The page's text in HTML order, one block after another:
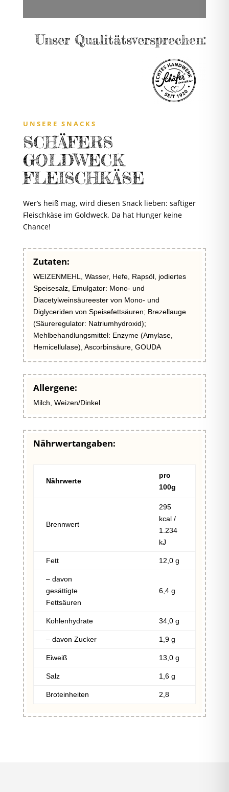
Unser Qualitätsversprechen:
UNSERE SNACKS
SCHÄFERS
GOLDWECK
FLEISCHKÄSE
Wer’s heiß mag, wird diesen Snack lieben: saftiger
Fleischkäse im Goldweck. Da hat Hunger keine
Chance!
Zutaten:
WEIZENMEHL, Wasser, Hefe, Rapsöl, jodiertes
Speisesalz, Emulgator: Mono- und
Diacetylweinsäureester von Mono- und
Diglyceriden von Speisefettsäuren; Brezellauge
(Säureregulator: Natriumhydroxid);
Mehlbehandlungsmittel: Enzyme (Amylase,
Hemicellulase), Ascorbinsäure, GOUDA
Allergene:
Milch, Weizen/Dinkel
Nährwertangaben:
Nährwerte
pro
100g
Brennwert
295
kcal /
1.234
kJ
Fett 12,0 g
– davon
gesättigte
Fettsäuren
6,4 g
Kohlenhydrate 34,0 g
– davon Zucker 1,9 g
Eiweiß 13,0 g
Salz 1,6 g
Broteinheiten 2,8